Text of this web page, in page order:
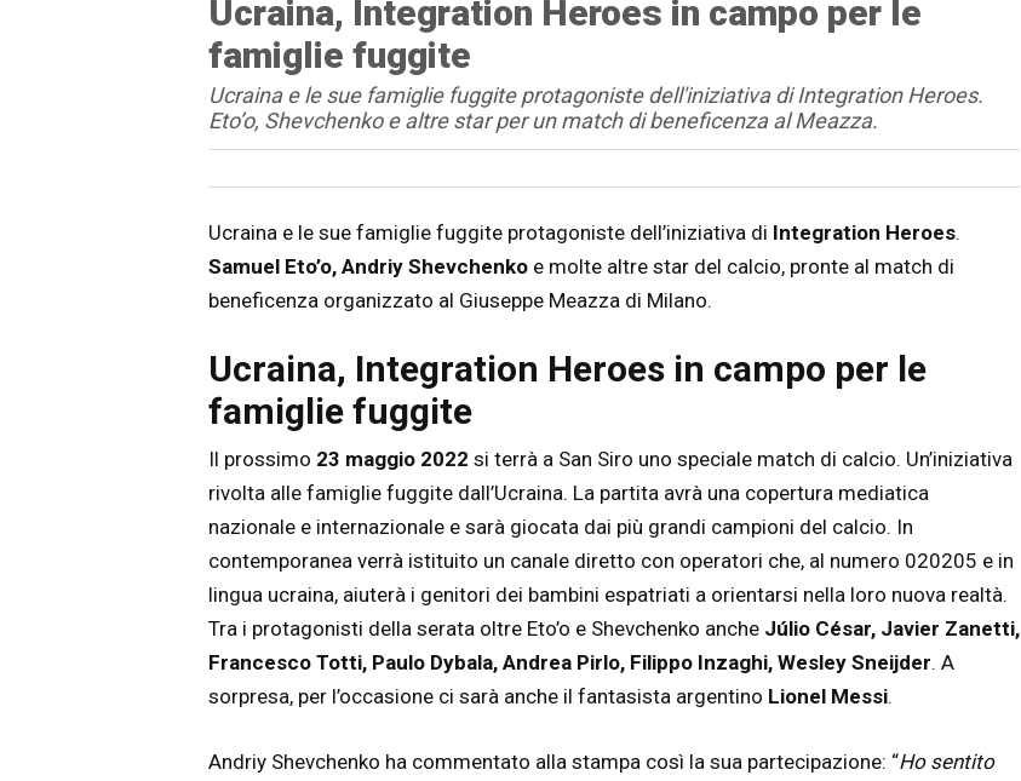
Ucraina, Integration Heroes in campo per le
famiglie fuggite
Ucraina e le sue famiglie fuggite protagoniste dell'iniziativa di Integration Heroes.
Eto’o, Shevchenko e altre star per un match di beneficenza al Meazza.
Articolo
Testo articolo principale
Ucraina e le sue famiglie fuggite protagoniste dell’iniziativa di Integration Heroes.
Samuel Eto’o, Andriy Shevchenkoe molte altre star del calcio, pronte al match di
beneficenza organizzato al Giuseppe Meazza di Milano.
Ucraina, Integration Heroes in campo per le
famiglie fuggite
Il prossimo 23 maggio 2022 si terrà a San Siro uno speciale match di calcio. Un’iniziativa
rivolta alle famiglie fuggite dall’Ucraina. La partita avrà una copertura mediatica
nazionale e internazionale e sarà giocata dai più grandi campioni del calcio. In
contemporanea verrà istituito un canale diretto con operatori che, al numero 020205 e in
lingua ucraina, aiuterà i genitori dei bambini espatriati a orientarsi nella loro nuova realtà.
Tra i protagonisti della serata oltre Eto’o e Shevchenko anche Júlio César, Javier Zanetti,
Francesco Totti, Paulo Dybala, Andrea Pirlo, Filippo Inzaghi, Wesley Sneijder. A
sorpresa, per l’occasione ci sarà anche il fantasista argentino Lionel Messi.
Andriy Shevchenko ha commentato alla stampa così la sua partecipazione: “Ho sentito